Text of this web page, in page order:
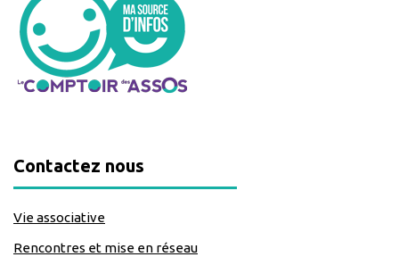
Contactez nous
Vie associative
Rencontres et mise en réseau